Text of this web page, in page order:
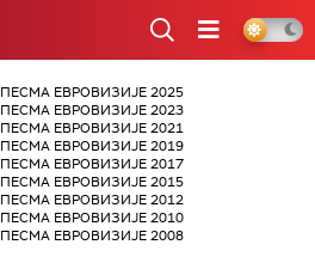
ПЕСМА ЕВРОВИЗИЈЕ 2025
ПЕСМА ЕВРОВИЗИЈЕ 2023
ПЕСМА ЕВРОВИЗИЈЕ 2021
ПЕСМА ЕВРОВИЗИЈЕ 2019
ПЕСМА ЕВРОВИЗИЈЕ 2017
ПЕСМА ЕВРОВИЗИЈЕ 2015
ПЕСМА ЕВРОВИЗИЈЕ 2012
ПЕСМА ЕВРОВИЗИЈЕ 2010
ПЕСМА ЕВРОВИЗИЈЕ 2008